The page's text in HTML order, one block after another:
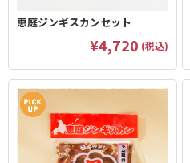
恵庭ジンギスカンセット
¥4,720 (税込)